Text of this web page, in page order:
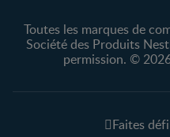
Toutes les marques de
Société des Produits
permission. ©
Faites